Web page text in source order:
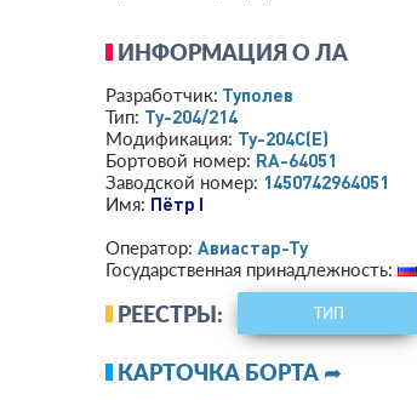
ИНФОРМАЦИЯ О ЛА
Разработчик: Туполев
Тип: Ту-204/214
Модификация: Ту-204С(Е)
Бортовой номер: RA-64051
Заводской номер: 1450742964051
Имя: Пётр I
Оператор: Авиастар-Ту
Государственная принадлежность:
РЕЕСТРЫ: ТИП
КАРТОЧКА БОРТА ➦